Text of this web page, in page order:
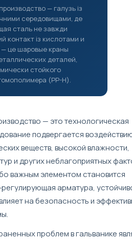
— галузь із
середовищами, де
сталь не завжди
контакт із кислотами и
— це шаровые краны
деталей,
стойкого
(PP-H).
— это технологическая
подвергается
веществ, высокой влажности,
и других неблагоприятных
важным элементом становится
арматура,
на безопасность и
проблем в гальванике